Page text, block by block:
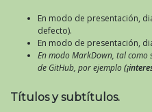
En modo de presentación,
defecto).
En modo de presentación,
En modo MarkDown, tal
de GitHub, por ejemplo
Títulos y subtítulos.